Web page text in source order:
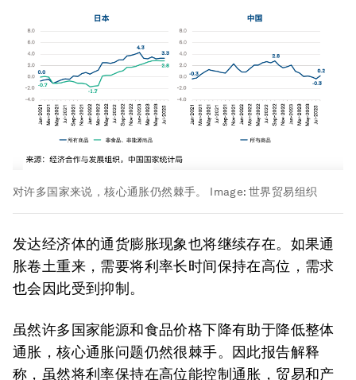
对许多国家来说，核心通胀仍然棘手。 Image:世界贸易组织
发达经济体的通货膨胀现象也将继续存在。如果通
胀卷土重来，需要将利率长时间保持在高位，需求
也会因此受到抑制。
虽然许多国家能源和食品价格下降有助于降低整体
通胀，核心通胀问题仍然很棘手。因此报告解释
称，虽然将利率保持在高位能控制通胀，贸易和产